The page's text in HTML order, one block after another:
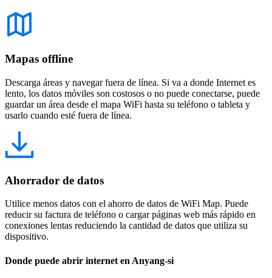
Mapas offline
Descarga áreas y navegar fuera de línea. Si va a donde Internet es
lento, los datos móviles son costosos o no puede conectarse, puede
guardar un área desde el mapa WiFi hasta su teléfono o tableta y
usarlo cuando esté fuera de línea.
Ahorrador de datos
Utilice menos datos con el ahorro de datos de WiFi Map. Puede
reducir su factura de teléfono o cargar páginas web más rápido en
conexiones lentas reduciendo la cantidad de datos que utiliza su
dispositivo.
Donde puede abrir internet en Anyang-si